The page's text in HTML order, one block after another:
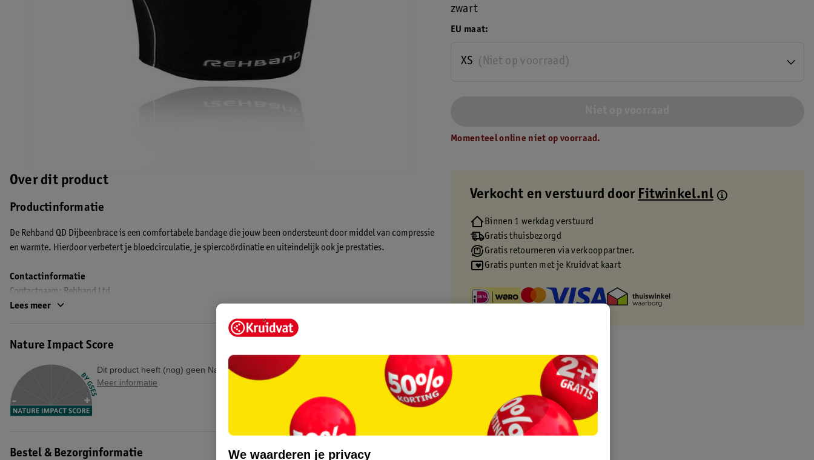
Over dit product
Productinformatie
De Rehband QD Dijbeenbrace is een comfortabele bandage die jouw been ondersteunt door middel van compressie
en warmte. Hierdoor verbetert je bloedcirculatie, je spiercoördinatie en uiteindelijk ook je prestaties.
Contactinformatie
Contactnaam: Rehband Ltd
Communicatieadres: Villa Elias, 8740, Pafos, Cyprus
Lees meer
Nature Impact Score
Dit product heeft (nog) geen Nature Impact Score.
Meer informatie
Bestel & Bezorginformatie
EU maat
(Niet op voorraad)
XS
zwart
Momenteel online niet op voorraad.
Verkocht en verstuurd door Fitwinkel.nl
Binnen 1 werkdag verstuurd
Gratis thuisbezorgd
Gratis retourneren via verkooppartner.
Gratis punten met je Kruidvat kaart
We waarderen je privacy